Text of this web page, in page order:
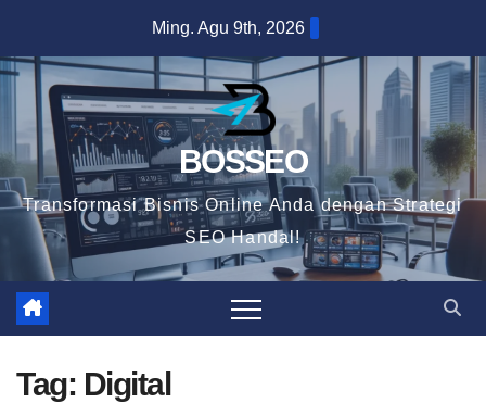
content
Ming. Agu 9th, 2026
BOSSEO
Transformasi Bisnis Online Anda dengan Strategi
SEO Handal!
Tag: Digital